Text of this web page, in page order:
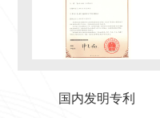
国内发明专利